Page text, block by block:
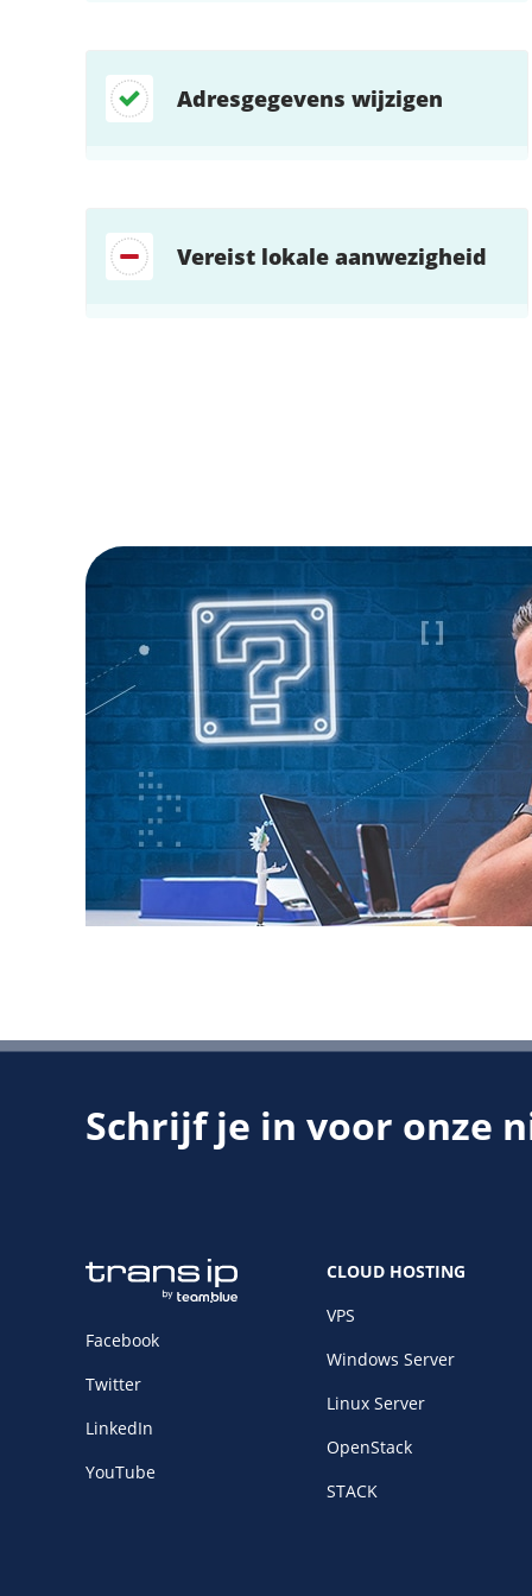
Adresgegevens wijzigen
Vereist lokale aanwezigheid
Schrijf je in voor onze
Facebook
Twitter
LinkedIn
YouTube
CLOUD HOSTING
VPS
Windows Server
Linux Server
OpenStack
STACK